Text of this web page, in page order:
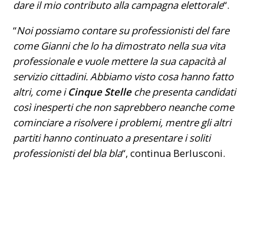
dare il mio contributo alla campagna elettorale“.
“Noi possiamo contare su professionisti del fare
come Gianni che lo ha dimostrato nella sua vita
professionale e vuole mettere la sua capacità al
servizio cittadini. Abbiamo visto cosa hanno fatto
altri, come i Cinque Stelle che presenta candidati
così inesperti che non saprebbero neanche come
cominciare a risolvere i problemi, mentre gli altri
partiti hanno continuato a presentare i soliti
professionisti del bla bla“, continua Berlusconi.